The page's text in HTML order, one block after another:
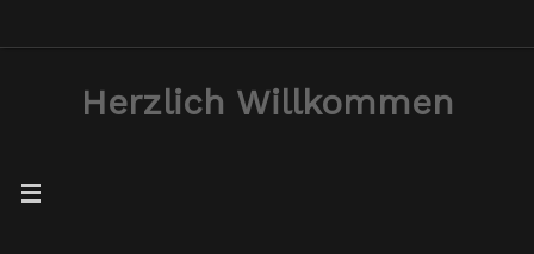
Herzlich Willkommen